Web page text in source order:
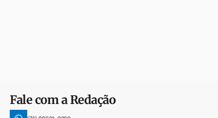
Fale com a Redação